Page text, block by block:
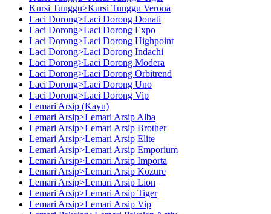
Kursi Tunggu>Kursi Tunggu Verona
Laci Dorong>Laci Dorong Donati
Laci Dorong>Laci Dorong Expo
Laci Dorong>Laci Dorong Highpoint
Laci Dorong>Laci Dorong Indachi
Laci Dorong>Laci Dorong Modera
Laci Dorong>Laci Dorong Orbitrend
Laci Dorong>Laci Dorong Uno
Laci Dorong>Laci Dorong Vip
Lemari Arsip (Kayu)
Lemari Arsip>Lemari Arsip Alba
Lemari Arsip>Lemari Arsip Brother
Lemari Arsip>Lemari Arsip Elite
Lemari Arsip>Lemari Arsip Emporium
Lemari Arsip>Lemari Arsip Importa
Lemari Arsip>Lemari Arsip Kozure
Lemari Arsip>Lemari Arsip Lion
Lemari Arsip>Lemari Arsip Tiger
Lemari Arsip>Lemari Arsip Vip